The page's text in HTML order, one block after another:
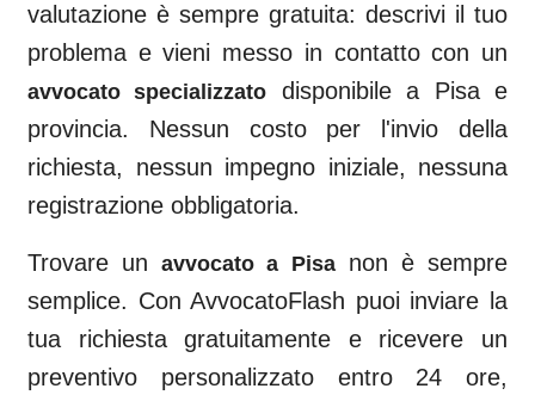
valutazione è sempre gratuita: descrivi il tuo
problema e vieni messo in contatto con un
avvocato specializzato disponibile a Pisae
provincia. Nessun costo per l'invio della
richiesta, nessun impegno iniziale, nessuna
registrazione obbligatoria.
Trovare unavvocato a Pisanon è sempre
semplice. Con AvvocatoFlash puoi inviare la
tua richiesta gratuitamente e ricevere un
preventivo personalizzato entro 24 ore,